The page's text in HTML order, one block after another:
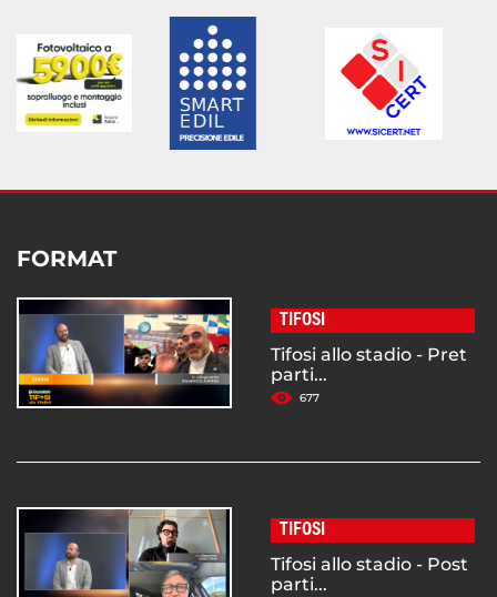
FORMAT
TIFOSI
Tifosi allo stadio - Pret
parti...
677
TIFOSI
Tifosi allo stadio - Post
parti...